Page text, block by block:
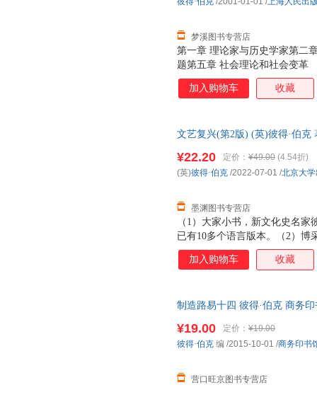
第一章 理论家与历史学家第二
题第五章 社会理论和社会变革
梦溪图书专营店
加入购物车 收藏
文艺复兴(第2版) (英)彼得·伯
（1）大家小书，新文化史名
已有10多个语言版本。（2）博
观点，伯克将文艺复兴视作一
启现代性的历史转折时期。（
中世纪的延续性。（5）突破以
本，行文流畅典雅。书末推荐
读。
¥22.20 定价： ¥49.00 (4.54折)
墨渊图书专营店
(英)彼得·伯克 /2022-07-01 /北京大
加入购物车 收藏
制造路易十四 彼得·伯克 商务印
¥19.00 定价： ¥19.00
营口旺京图书专营店
彼得·伯克 编 /2015-10-01 /商务印书